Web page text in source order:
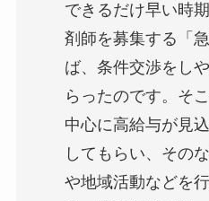
できるだけ早い時
剤師を募集する「
ば、条件交渉をし
らったのです。そ
中心に高給与が見
してもらい、その
や地域活動などを